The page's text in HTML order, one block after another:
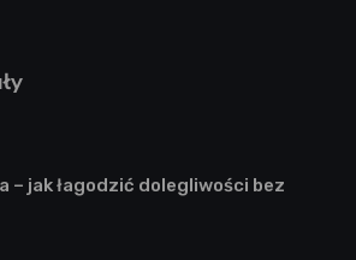
– jak łagodzić dolegliwości bez